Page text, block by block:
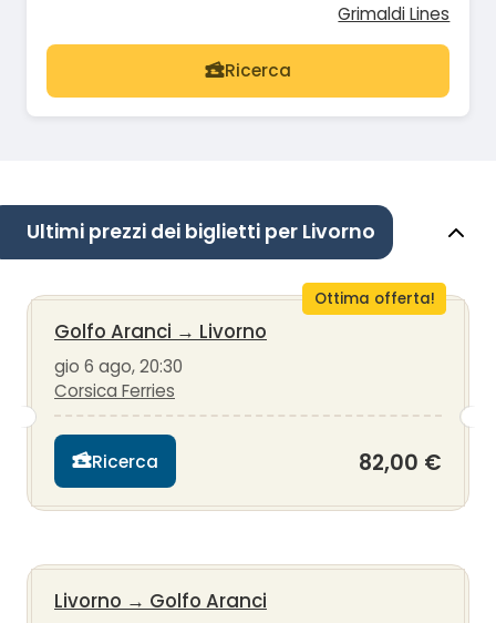
Grimaldi Lines
Ricerca
Ultimi prezzi dei biglietti per Livorno
Ottima offerta!
Golfo Aranci → Livorno
gio 6 ago, 20:30
Corsica Ferries
Ricerca 82,00 €
Livorno → Golfo Aranci